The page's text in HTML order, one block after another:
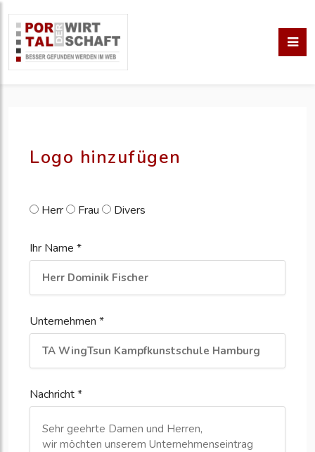
erstellen
Logo hinzufügen
Herr Frau Divers
Ihr Name *
Unternehmen *
Nachricht *